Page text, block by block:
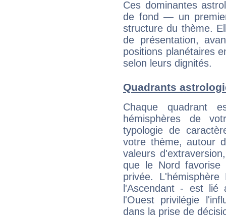
Ces dominantes
de fond — un
structure du thème.
de présentation,
positions planétaires
selon leurs dignités.
Quadrants
Chaque quadrant
hémisphères de
typologie de
votre thème, autour
valeurs
que le Nord favorise
privée.
l'Ascendant - est
l'Ouest privilégie
dans la prise de